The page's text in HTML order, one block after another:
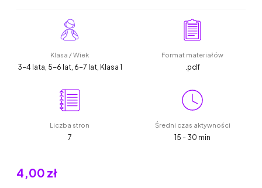
Klasa / Wiek
3-4 lata, 5-6 lat, 6-7 lat, Klasa 1
Format materiałów
.pdf
Liczba stron
7
Średni czas aktywności
15 - 30 min
4,00 zł